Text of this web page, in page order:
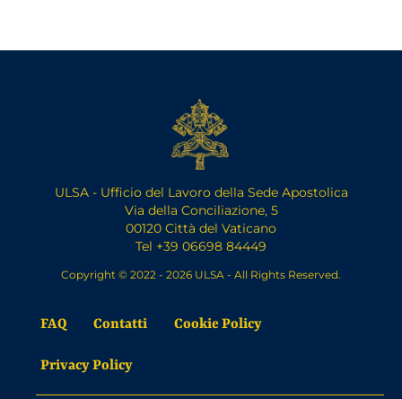
ULSA - Ufficio del Lavoro della Sede Apostolica
Via della Conciliazione, 5
00120 Città del Vaticano
Tel +39 06698 84449
Copyright © 2022 - 2026 ULSA - All Rights Reserved.
FAQ Contatti Cookie Policy
Privacy Policy